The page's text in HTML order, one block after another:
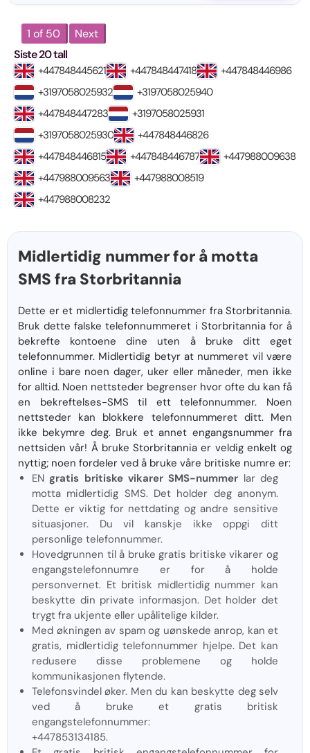
1 of 50
Next
Siste 20 tall
+447848445621 +447848447418
+447848446986
+3197058025932
+3197058025940
+447848447283
+3197058025931
+3197058025930
+447848446826
+447848446815
+447848446787
+447988009638
+447988009563
+447988008519
+447988008232
Midlertidig nummer for å motta
SMS fra Storbritannia
Dette er et midlertidig telefonnummer fra Storbritannia.
Bruk dette falske telefonnummeret i Storbritannia for å
bekrefte kontoene dine uten å bruke ditt eget
telefonnummer. Midlertidig betyr at nummeret vil være
online i bare noen dager, uker eller måneder, men ikke
for alltid. Noen nettsteder begrenser hvor ofte du kan få
en bekreftelses-SMS til ett telefonnummer. Noen
nettsteder kan blokkere telefonnummeret ditt. Men
ikke bekymre deg. Bruk et annet engangsnummer fra
nettsiden vår! Å bruke Storbritannia er veldig enkelt og
nyttig; noen fordeler ved å bruke våre britiske numre er:
ENgratis britiske vikarer SMS-nummer lar deg
motta midlertidig SMS. Det holder deg anonym.
Dette er viktig for nettdating og andre sensitive
situasjoner. Du vil kanskje ikke oppgi ditt
personlige telefonnummer.
Hovedgrunnen til å bruke gratis britiske vikarer og
engangstelefonnumre er for å holde
personvernet. Et britisk midlertidig nummer kan
beskytte din private informasjon. Det holder det
trygt fra ukjente eller upålitelige kilder.
Med økningen av spam og uønskede anrop, kan et
gratis, midlertidig telefonnummer hjelpe. Det kan
redusere disse problemene og holde
kommunikasjonen flytende.
Telefonsvindel øker. Men du kan beskytte deg selv
ved å bruke et gratis britisk
engangstelefonnummer:
+447853134185.